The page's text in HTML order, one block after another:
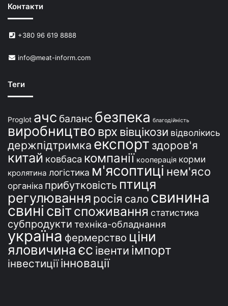
е
й
У
р
ї
Контакти
+380 96 619 8888
info@meat-inform.com
Теги
Proglot ачс баланс безпека благодійність
виробництво врх вівцікози відволікись
держпідтримка експорт здоров'я
китай ковбаса компанії кооперація корми
кролятина логістика м'ясоптиці нем'ясо
органіка прибутковість птиця
регулювання росія сало свинина
свині світспоживання статистика
субпродукти техніка-обладнання
україна фермерство ціни
яловичинаєс івенти імпорт
інвестиції інновації